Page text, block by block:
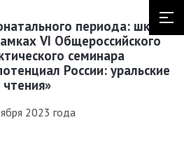
периода: школа
VI Общероссийского
семинара
России: уральские
чтения»
2023 года